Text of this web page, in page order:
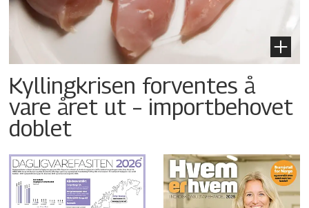
Kyllingkrisen forventes å
vare året ut – importbehovet
doblet